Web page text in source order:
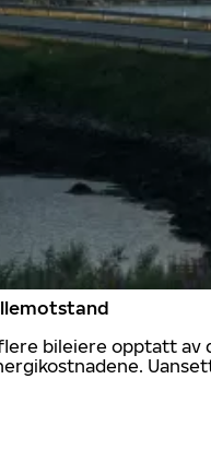
bileiere opptatt